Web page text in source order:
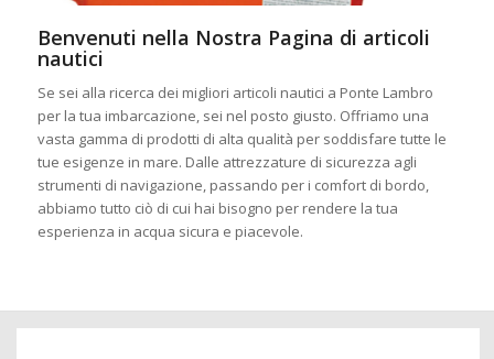
Benvenuti nella Nostra Pagina di articoli
nautici
Se sei alla ricerca dei migliori articoli nautici a Ponte Lambro
per la tua imbarcazione, sei nel posto giusto. Offriamo una
vasta gamma di prodotti di alta qualità per soddisfare tutte le
tue esigenze in mare. Dalle attrezzature di sicurezza agli
strumenti di navigazione, passando per i comfort di bordo,
abbiamo tutto ciò di cui hai bisogno per rendere la tua
esperienza in acqua sicura e piacevole.